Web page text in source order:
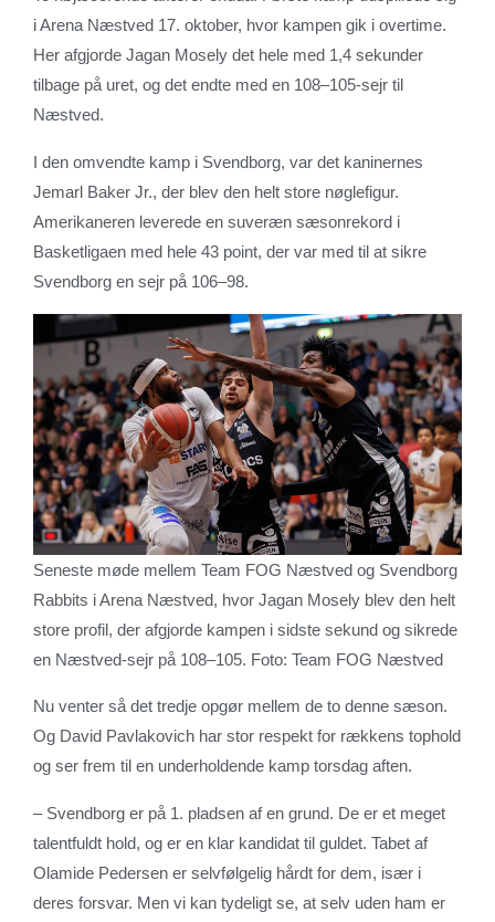
i Arena Næstved 17. oktober, hvor kampen gik i overtime.
Her afgjorde Jagan Mosely det hele med 1,4 sekunder
tilbage på uret, og det endte med en 108–105-sejr til
Næstved.
I den omvendte kamp i Svendborg, var det kaninernes
Jemarl Baker Jr., der blev den helt store nøglefigur.
Amerikaneren leverede en suveræn sæsonrekord i
Basketligaen med hele 43 point, der var med til at sikre
Svendborg en sejr på 106–98.
Seneste møde mellem Team FOG Næstved og Svendborg
Rabbits i Arena Næstved, hvor Jagan Mosely blev den helt
store profil, der afgjorde kampen i sidste sekund og sikrede
en Næstved-sejr på 108–105. Foto: Team FOG Næstved
Nu venter så det tredje opgør mellem de to denne sæson.
Og David Pavlakovich har stor respekt for rækkens tophold
og ser frem til en underholdende kamp torsdag aften.
– Svendborg er på 1. pladsen af en grund. De er et meget
talentfuldt hold, og er en klar kandidat til guldet. Tabet af
Olamide Pedersen er selvfølgelig hårdt for dem, især i
deres forsvar. Men vi kan tydeligt se, at selv uden ham er